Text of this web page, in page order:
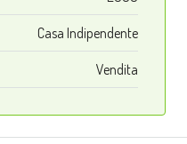
Casa Indipendente
Vendita